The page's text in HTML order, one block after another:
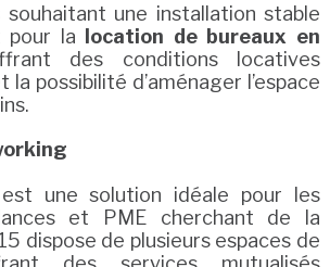
souhaitant une installation stable
pour la location de bureaux en
des conditions locatives
possibilité d’aménager l’espace
est une solution idéale pour les
et PME cherchant de la
dispose de plusieurs espaces de